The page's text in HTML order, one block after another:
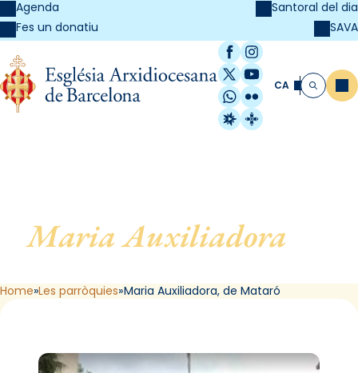
Agenda
Fes un donatiu
Santoral del dia
SAVA
Facebook
Instagram
X / Twitter
YouTube
WhatsApp
Flickr
Radio Estel
Catalunya
CA Cerca
Maria Auxiliadora
Home Les parròquies Maria Auxiliadora, de Mataró